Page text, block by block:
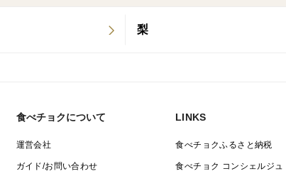
梨
食べチョクについて
運営会社
ガイド/お問い合わせ
LINKS
食べチョクふるさと納税
食べチョク コンシェルジュ